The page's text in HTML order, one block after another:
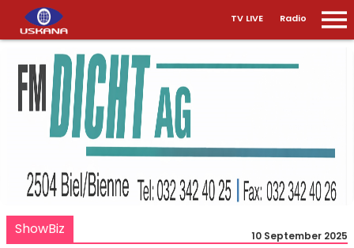
TV LIVE Radio
ShowBiz 10 September 2025